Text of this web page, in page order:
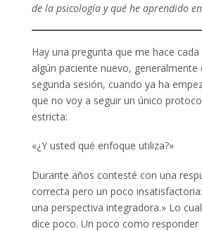
de la psicología y qué he aprendido
Hay una pregunta que me hace
algún paciente nuevo, generalmente
segunda sesión, cuando ya ha
que no voy a seguir un único
estricta:
«¿Y usted qué enfoque utiliza?»
Durante años contesté con una
correcta pero un poco
una perspectiva integradora.» Lo
dice poco. Un poco como responder